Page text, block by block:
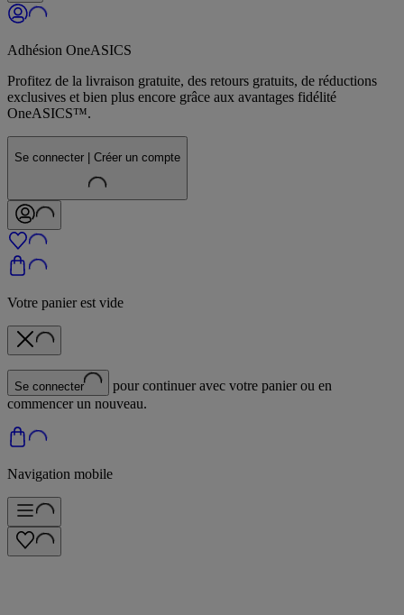
Adhésion OneASICS
Profitez de la livraison gratuite, des retours gratuits, de réductions
exclusives et bien plus encore grâce aux avantages fidélité
OneASICS™.
Se connecter | Créer un compte
Votre panier est vide
Se connecter
pour continuer avec votre panier ou en
commencer un nouveau.
Navigation mobile